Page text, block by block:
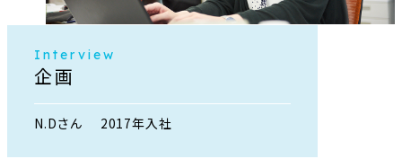
Interview
企画
N.Dさん 2017年入社